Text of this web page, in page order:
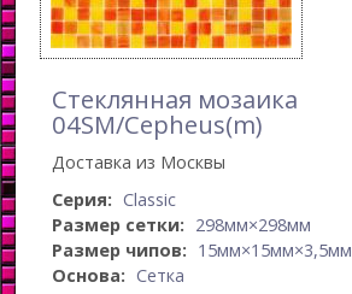
Стеклянная мозаика
04SM/Cepheus(m)
Доставка из Москвы
Серия: Classic
Размер сетки: 298мм×298мм
Размер чипов: 15мм×15мм×3,5мм
Основа: Сетка